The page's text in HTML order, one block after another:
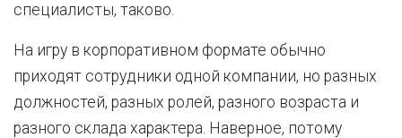
специалисты, таково.
На игру в корпоративном формате обычно
приходят сотрудники одной компании, но разных
должностей, разных ролей, разного возраста и
разного склада характера. Наверное, потому